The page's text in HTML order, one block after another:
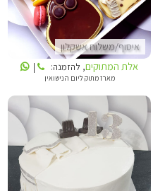
איסוף/משלוח אשקלון
אלת המתוקים, להזמנה: |
מארז מתוק ליום הנישואין